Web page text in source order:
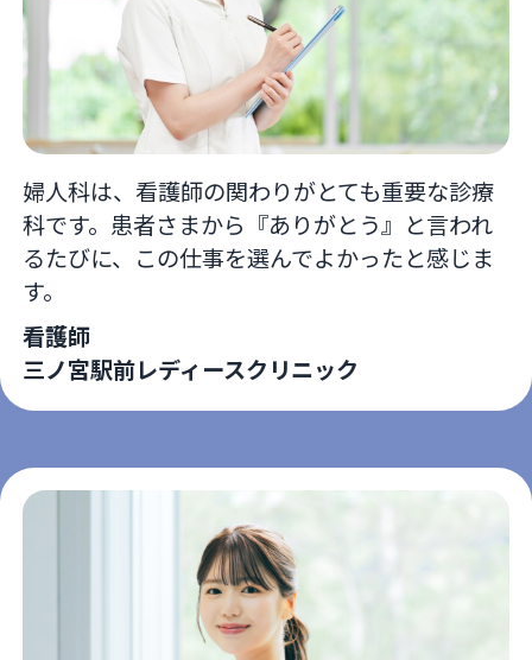
婦人科は、看護師の関わりがとても重要な診療
科です。患者さまから『ありがとう』と言われ
るたびに、この仕事を選んでよかったと感じま
す。
看護師
三ノ宮駅前レディースクリニック